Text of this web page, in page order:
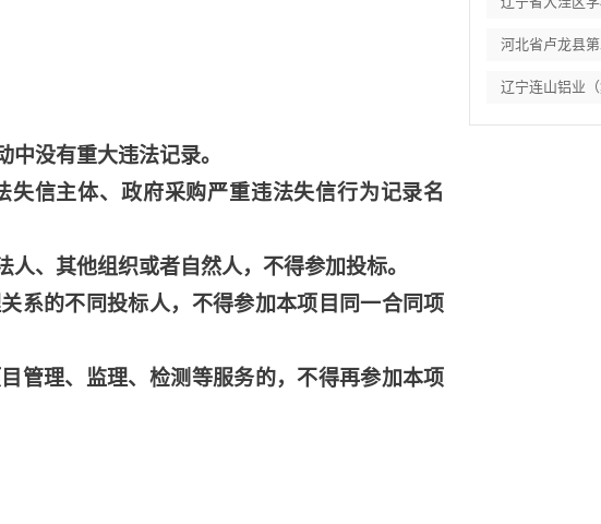
没有重大违法记录。
信主体、政府采购严重违法失信行为记录名
、其他组织或者自然人，不得参加投标。
系的不同投标人，不得参加本项目同一合同项
管理、监理、检测等服务的，不得再参加本项